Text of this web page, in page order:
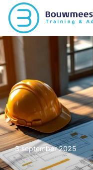
3 september 2025